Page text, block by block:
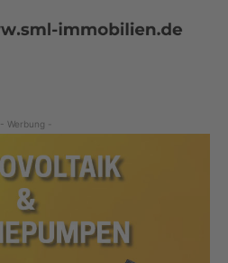
- Werbung -